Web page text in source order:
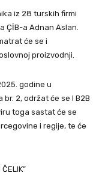
iz 28 turskih firmi
ÇİB-a Adnan Aslan.
će se i
proizvodnji.
godine u
2, održat će se I B2B
toga sastat će se
i regije, te će